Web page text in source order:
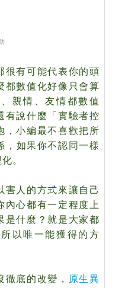
很有可能代表你的頭
都數值化好像只會算
親情、友情都數值
有說什麼「實驗者控
，小編最不喜歡把所
如果你不認同一樣
。
害人的方式來讓自己
內心都有一定程度上
是什麼？就是大家都
以唯一能獲得的方
底的改變，
原生異